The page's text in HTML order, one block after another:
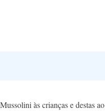
às crianças e destas ao